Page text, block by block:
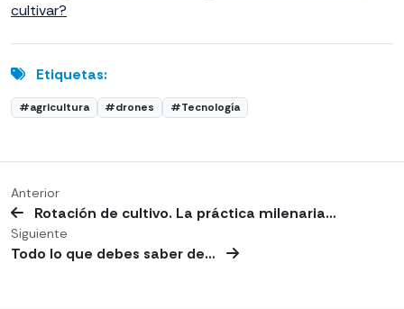
cultivar?
Etiquetas:
#agricultura #drones #Tecnología
Anterior
Rotación de cultivo. La práctica milenaria…
Siguiente
Todo lo que debes saber de…